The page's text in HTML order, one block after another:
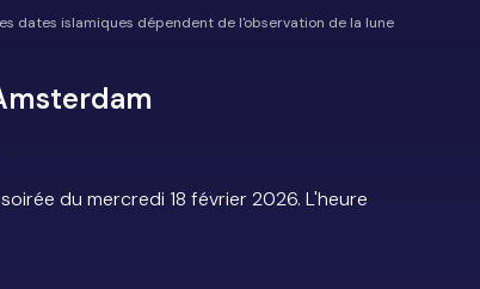
dates islamiques dépendent de l'observation de la lune
du mercredi 18 février 2026. L'heure